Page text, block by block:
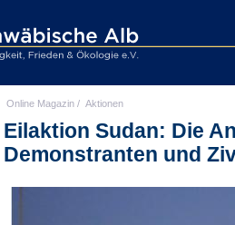
Online Magazin / Aktionen
Eilaktion Sudan: Die
Demonstranten und